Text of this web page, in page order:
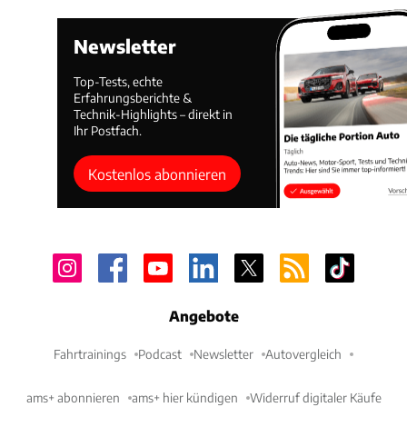
Newsletter
Top-Tests, echte
Erfahrungsberichte &
Technik-Highlights – direkt in
Ihr Postfach.
Kostenlos abonnieren
Angebote
Fahrtrainings Podcast Newsletter Autovergleich
ams+ abonnieren ams+ hier kündigen Widerruf digitaler Käufe